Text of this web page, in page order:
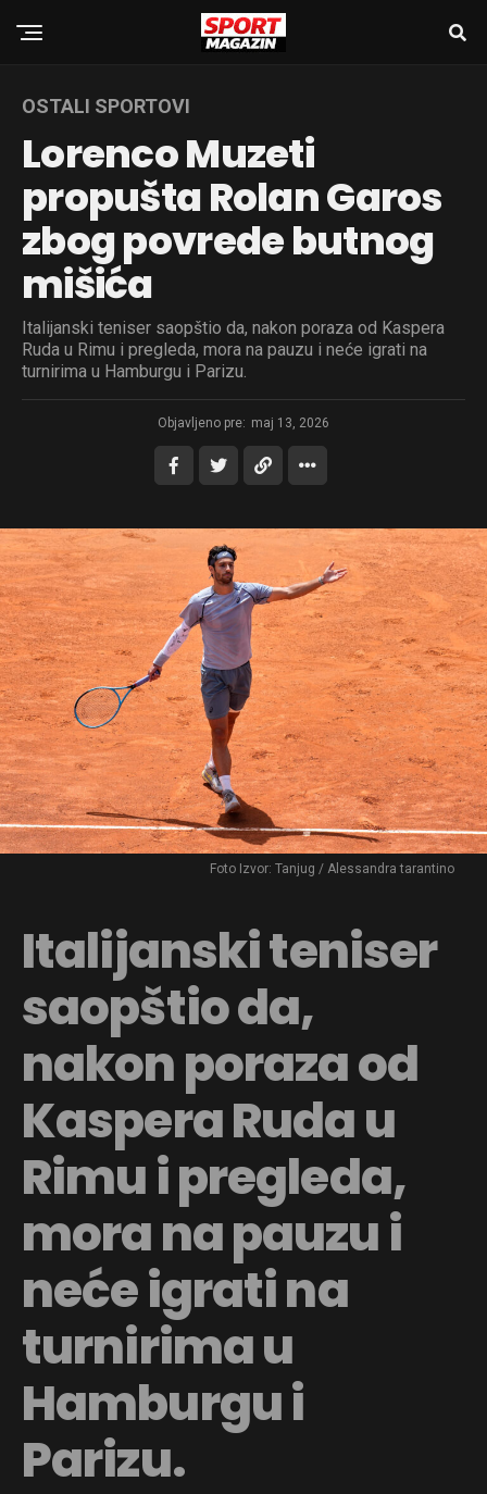
OSTALI SPORTOVI
Lorenco Muzeti
propušta Rolan Garos
zbog povrede butnog
mišića
Italijanski teniser saopštio da, nakon poraza od Kaspera
Ruda u Rimu i pregleda, mora na pauzu i neće igrati na
turnirima u Hamburgu i Parizu.
Objavljeno pre: maj 13, 2026
Foto Izvor: Tanjug / Alessandra tarantino
Italijanski teniser
saopštio da,
nakon poraza od
Kaspera Ruda u
Rimu i pregleda,
mora na pauzu i
neće igrati na
turnirima u
Hamburgu i
Parizu.
Flipboard
Pinterest